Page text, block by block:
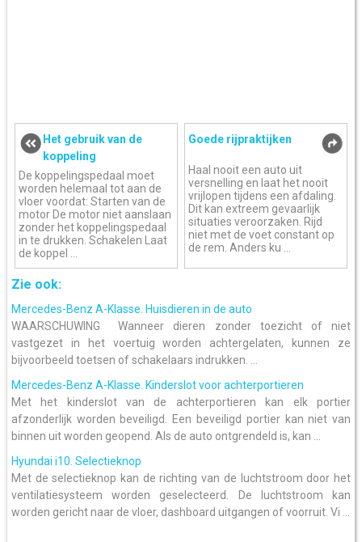
Het gebruik van de
koppeling
De koppelingspedaal moet
worden helemaal tot aan de
vloer voordat: Starten van de
motor De motor niet aanslaan
zonder het koppelingspedaal
in te drukken. Schakelen Laat
de koppel ...
Goede rijpraktijken
Haal nooit een auto uit
versnelling en laat het nooit
vrijlopen tijdens een afdaling.
Dit kan extreem gevaarlijk
situaties veroorzaken. Rijd
niet met de voet constant op
de rem. Anders ku ...
Zie ook:
Mercedes-Benz A-Klasse. Huisdieren in de auto
WAARSCHUWING Wanneer dieren zonder toezicht of niet
vastgezet in het voertuig worden achtergelaten, kunnen ze
bijvoorbeeld toetsen of schakelaars indrukken. ...
Mercedes-Benz A-Klasse. Kinderslot voor achterportieren
Met het kinderslot van de achterportieren kan elk portier
afzonderlijk worden beveiligd. Een beveiligd portier kan niet van
binnen uit worden geopend. Als de auto ontgrendeld is, kan ...
Hyundai i10. Selectieknop
Met de selectieknop kan de richting van de luchtstroom door het
ventilatiesysteem worden geselecteerd. De luchtstroom kan
worden gericht naar de vloer, dashboard uitgangen of voorruit. Vi ...